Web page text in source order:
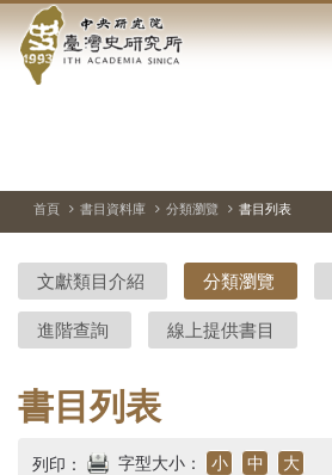
到中
央
院-
臺
灣
史
研
究
首頁 書目資料庫 分類瀏覽 書目列表
文獻類目介紹 分類瀏覽
進階查詢 線上提供書目
書目列表
列印： 字型大小： 小 中 大